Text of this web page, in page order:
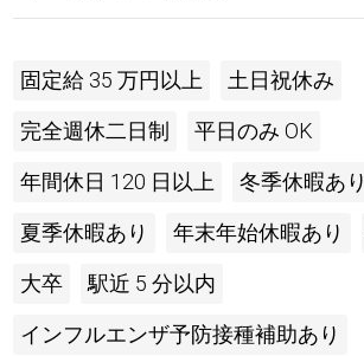
固定給 35 万円以上 土日祝休み
完全週休二日制 平日のみ OK
年間休日 120 日以上 冬季休暇あり
夏季休暇あり 年末年始休暇あり
大卒 駅近 5 分以内
インフルエンザ予防接種補助あり